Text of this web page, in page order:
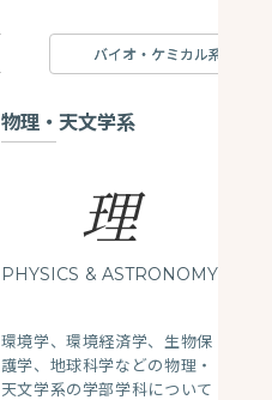
バイオ・ケミカル系
物理・天文学系
理
PHYSICS & ASTRONOMY
環境学、環境経済学、生物保
護学、地球科学などの物理・
天文学系の学部学科について